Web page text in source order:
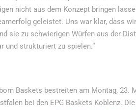
nicht aus dem Konzept bringen
geleistet. Uns war klar, dass
sie zu schwierigen Würfen aus der
und strukturiert zu spielen.“
Baskets bestreiten am Montag, 23.
bei den EPG Baskets Koblenz.